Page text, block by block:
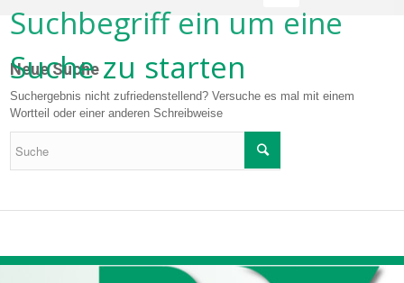
Suchbegriff ein um eine
Suche zu starten
Neue Suche
Suchergebnis nicht zufriedenstellend? Versuche es mal mit einem
Wortteil oder einer anderen Schreibweise